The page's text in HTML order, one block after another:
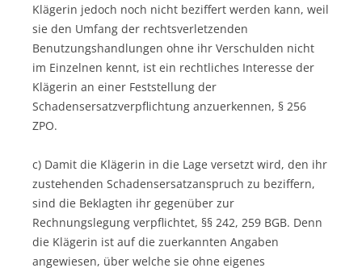
Klägerin jedoch noch nicht beziffert werden kann, weil
sie den Umfang der rechtsverletzenden
Benutzungshandlungen ohne ihr Verschulden nicht
im Einzelnen kennt, ist ein rechtliches Interesse der
Klägerin an einer Feststellung der
Schadensersatzverpflichtung anzuerkennen, § 256
ZPO.
c) Damit die Klägerin in die Lage versetzt wird, den ihr
zustehenden Schadensersatzanspruch zu beziffern,
sind die Beklagten ihr gegenüber zur
Rechnungslegung verpflichtet, §§ 242, 259 BGB. Denn
die Klägerin ist auf die zuerkannten Angaben
angewiesen, über welche sie ohne eigenes